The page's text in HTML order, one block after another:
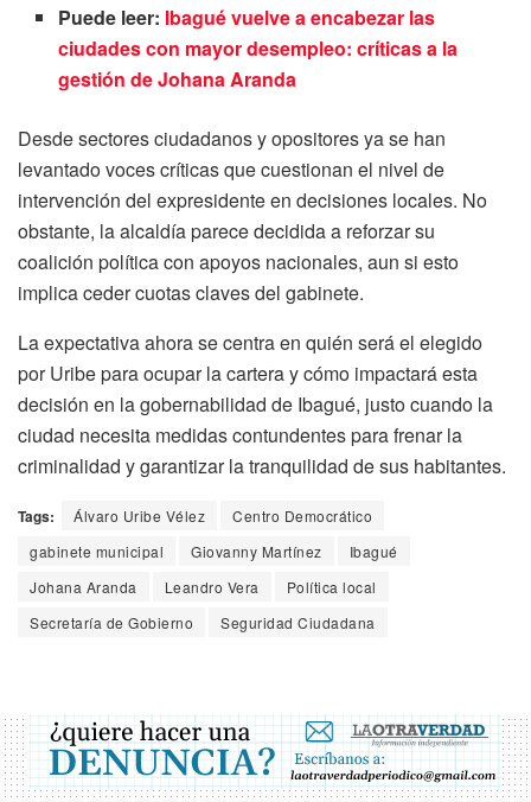
Puede leer: Ibagué vuelve a encabezar las
ciudades con mayor desempleo: críticas a la
gestión de Johana Aranda
Desde sectores ciudadanos y opositores ya se han
levantado voces críticas que cuestionan el nivel de
intervención del expresidente en decisiones locales. No
obstante, la alcaldía parece decidida a reforzar su
coalición política con apoyos nacionales, aun si esto
implica ceder cuotas claves del gabinete.
La expectativa ahora se centra en quién será el elegido
por Uribe para ocupar la cartera y cómo impactará esta
decisión en la gobernabilidad de Ibagué, justo cuando la
ciudad necesita medidas contundentes para frenar la
criminalidad y garantizar la tranquilidad de sus habitantes.
Tags: Álvaro Uribe Vélez
Centro Democrático
gabinete municipal
Giovanny Martínez
Ibagué
Johana Aranda
Leandro Vera
Política local
Secretaría de Gobierno
Seguridad Ciudadana